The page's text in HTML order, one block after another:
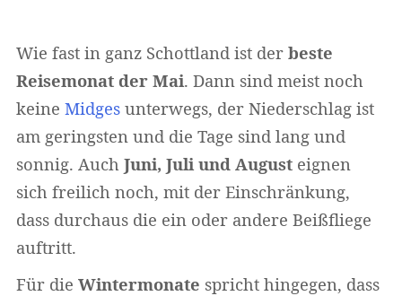
Wie fast in ganz Schottland ist der beste
Reisemonat der Mai. Dann sind meist noch
keine Midges unterwegs, der Niederschlag ist
am geringsten und die Tage sind lang und
sonnig. Auch Juni, Juli und August eignen
sich freilich noch, mit der Einschränkung,
dass durchaus die ein oder andere Beißfliege
auftritt.
Für die Wintermonate spricht hingegen, dass